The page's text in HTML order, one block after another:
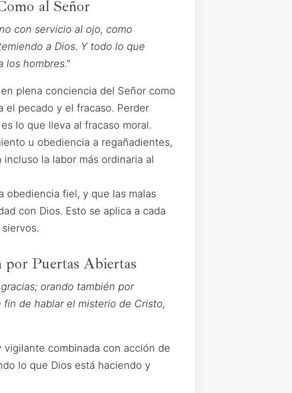
al Señor
con servicio al ojo, como
a Dios. Y todo lo que
los hombres."
plena conciencia del Señor como
pecado y el fracaso. Perder
lo que lleva al fracaso moral.
u obediencia a regañadientes,
la labor más ordinaria al
obediencia fiel, y que las malas
con Dios. Esto se aplica a cada
por Puertas Abiertas
orando también por
de hablar el misterio de Cristo,
combinada con acción de
lo que Dios está haciendo y